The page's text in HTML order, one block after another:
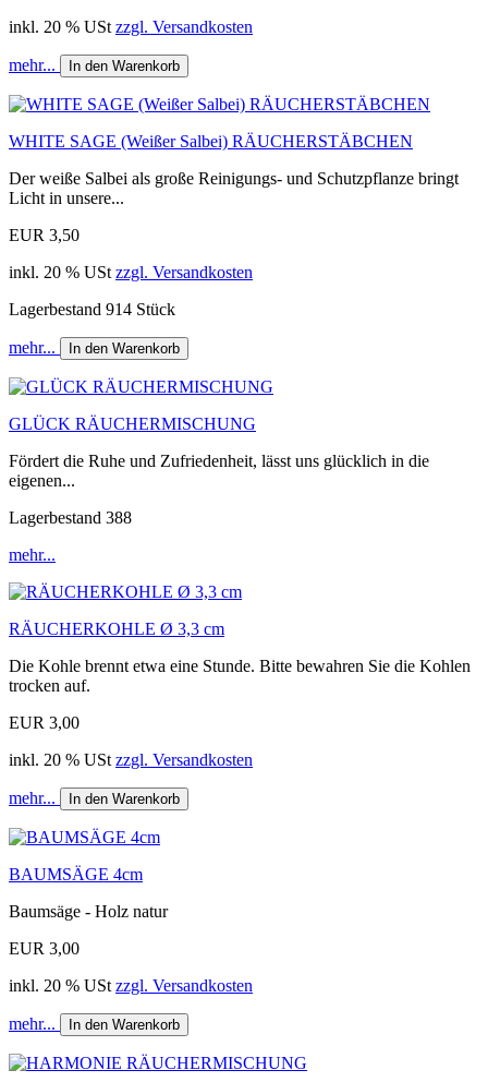
inkl. 20 % USt zzgl. Versandkosten
mehr... In den Warenkorb
WHITE SAGE (Weißer Salbei) RÄUCHERSTÄBCHEN
Der weiße Salbei als große Reinigungs- und Schutzpflanze bringt
Licht in unsere...
EUR 3,50
inkl. 20 % USt zzgl. Versandkosten
Lagerbestand 914 Stück
mehr... In den Warenkorb
GLÜCK RÄUCHERMISCHUNG
Fördert die Ruhe und Zufriedenheit, lässt uns glücklich in die
eigenen...
Lagerbestand 388
mehr...
RÄUCHERKOHLE Ø 3,3 cm
Die Kohle brennt etwa eine Stunde. Bitte bewahren Sie die Kohlen
trocken auf.
EUR 3,00
inkl. 20 % USt zzgl. Versandkosten
mehr... In den Warenkorb
BAUMSÄGE 4cm
Baumsäge - Holz natur
EUR 3,00
inkl. 20 % USt zzgl. Versandkosten
mehr... In den Warenkorb